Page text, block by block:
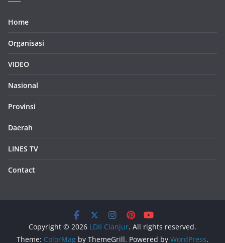
Home
Organisasi
VIDEO
Nasional
Provinsi
Daerah
LINES TV
Contact
Copyright © 2026 LDII Cianjur. All rights reserved.
Theme: ColorMag by ThemeGrill. Powered by WordPress.